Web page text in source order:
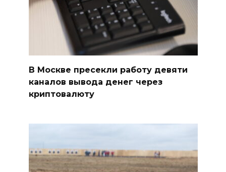
В Москве пресекли работу девяти
каналов вывода денег через
криптовалюту